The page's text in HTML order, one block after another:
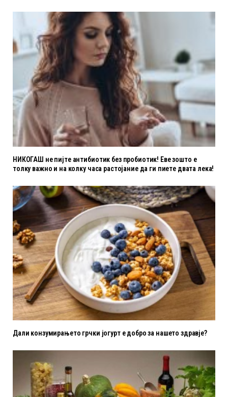
НИКОГАШ не пијте антибиотик без пробиотик! Еве зошто е
толку важно и на колку часа растојание да ги пиете двата лека!
Дали конзумирањето грчки јогурт е добро за нашето здравје?